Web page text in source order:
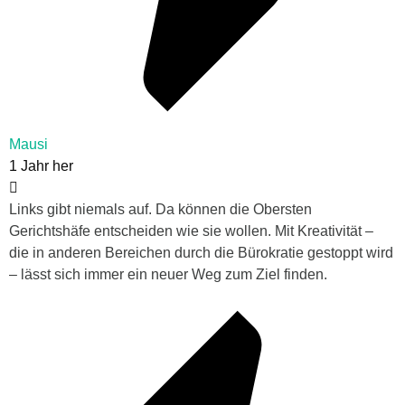
Mausi
1 Jahr her
Links gibt niemals auf. Da können die Obersten
Gerichtshäfe entscheiden wie sie wollen. Mit Kreativität –
die in anderen Bereichen durch die Bürokratie gestoppt wird
– lässt sich immer ein neuer Weg zum Ziel finden.